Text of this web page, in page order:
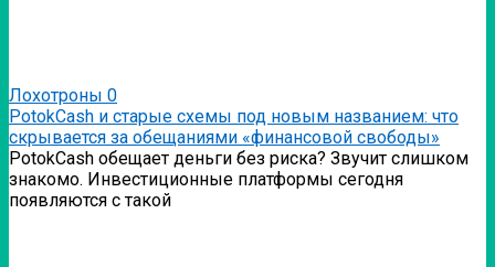
Лохотроны 0
PotokCash и старые схемы под новым названием: что
скрывается за обещаниями «финансовой свободы»
PotokCash обещает деньги без риска? Звучит слишком
знакомо. Инвестиционные платформы сегодня
появляются с такой